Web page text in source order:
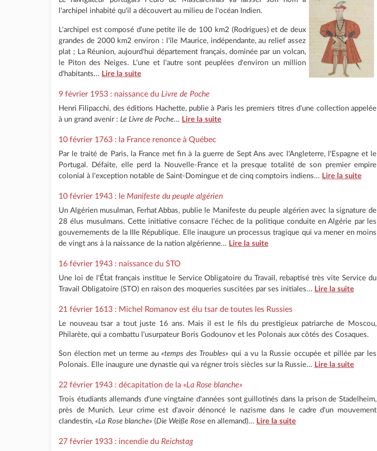
l'archipel inhabité qu'il a découvert au milieu de l'océan Indien.
L'archipel est composé d'une petite île de 100 km2 (Rodrigues) et de deux
grandes de 2000 km2 environ : l'île Maurice, indépendante, au relief assez
plat ; La Réunion, aujourd'hui département français, dominée par un volcan,
le Piton des Neiges. L'une et l'autre sont peuplées d'environ un million
d'habitants... Lire la suite
9 février 1953 : naissance du Livre de Poche
Henri Filipacchi, des éditions Hachette, publie à Paris les premiers titres d'une collection appelée
à un grand avenir : Le Livre de Poche... Lire la suite
10 février 1763 : la France renonce à Québec
Par le traité de Paris, la France met fin à la guerre de Sept Ans avec l'Angleterre, l'Espagne et le
Portugal. Défaite, elle perd la Nouvelle-France et la presque totalité de son premier empire
colonial à l'exception notable de Saint-Domingue et de cinq comptoirs indiens... Lire la suite
10 février 1943 : le Manifeste du peuple algérien
Un Algérien musulman, Ferhat Abbas, publie le Manifeste du peuple algérien avec la signature de
28 élus musulmans. Cette initiative consacre l'échec de la politique conduite en Algérie par les
gouvernements de la IIIe République. Elle inaugure un processus tragique qui va mener en moins
de vingt ans à la naissance de la nation algérienne... Lire la suite
16 février 1943 : naissance du STO
Une loi de l'État français institue le Service Obligatoire du Travail, rebaptisé très vite Service du
Travail Obligatoire (STO) en raison des moqueries suscitées par ses initiales... Lire la suite
21 février 1613 : Michel Romanov est élu tsar de toutes les Russies
Le nouveau tsar a tout juste 16 ans. Mais il est le fils du prestigieux patriarche de Moscou,
Philarète, qui a combattu l'usurpateur Boris Godounov et les Polonais aux côtés des Cosaques.
Son élection met un terme au«temps des Troubles» qui a vu la Russie occupée et pillée par les
Polonais. Elle inaugure une dynastie qui va régner trois siècles sur la Russie... Lire la suite
22 février 1943 : décapitation de la «La Rose blanche»
Trois étudiants allemands d'une vingtaine d'années sont guillotinés dans la prison de Stadelheim,
près de Munich. Leur crime est d'avoir dénoncé le nazisme dans le cadre d'un mouvement
clandestin, «La Rose blanche» (Die Weiße Rose en allemand)... Lire la suite
27 février 1933 : incendie du Reichstag